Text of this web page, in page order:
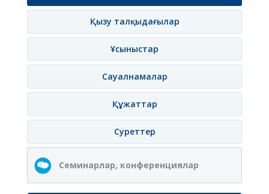
Қызу талқыдағылар
Ұсыныстар
Сауалнамалар
Құжаттар
Суреттер
Семинарлар, конференциялар